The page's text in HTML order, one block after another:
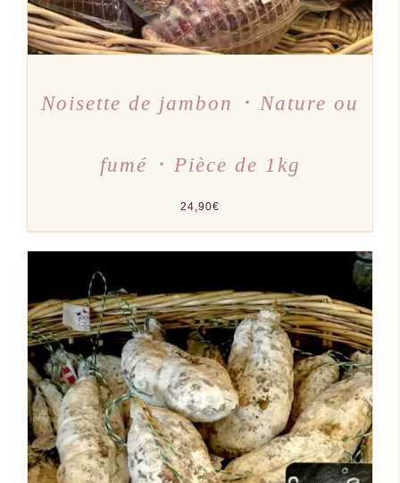
LA
PAGE
DU
PRODUIT
Noisette de jambon ･ Nature ou
fumé ･ Pièce de 1kg
24,90€
AJOUTER AU PANIER
/
DÉTAILS